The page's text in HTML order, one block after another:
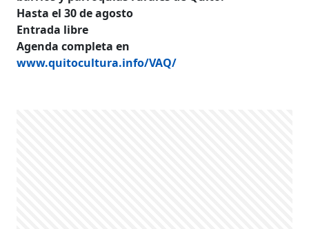
Hasta el 30 de agosto
Entrada libre
Agenda completa en
www.quitocultura.info/VAQ/